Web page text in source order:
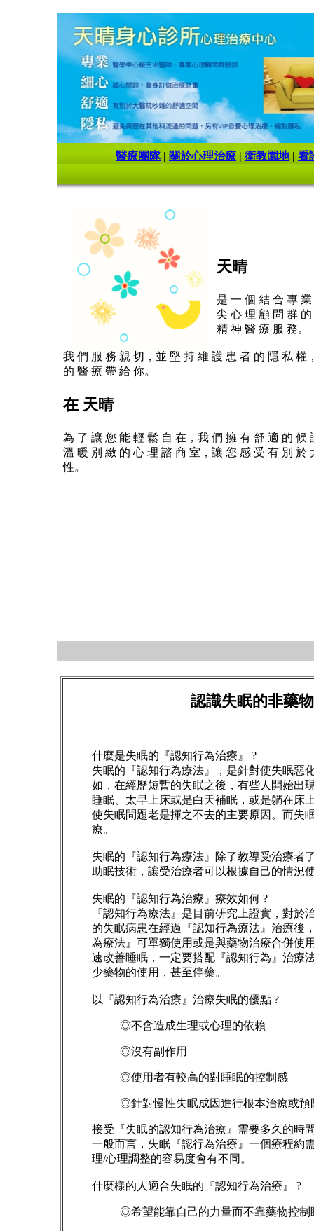
醫療團隊| 關於心理治療 | 衛教園地| 看
天晴
是 一 個 結 合 專
尖 心 理 顧 問 群
精 神 醫 療 服 務。
我 們 服 務 親 切，並 堅 持 維 護 患 者 的 隱 私 權
的 醫 療 帶 給 你。
在 天晴
為 了 讓 您 能 輕 鬆 自 在，我 們 擁 有 舒 適 的 候
溫 暖 別 緻 的 心 理 諮 商 室，讓 您 感 受 有 別 於
性。
認識失眠的非藥
什麼是失眠的『認知行為治療』 ?
失眠的『認知行為療法』，是針對使失眠惡
如，在經歷短暫的失眠之後，有些人開始出
睡眠、太早上床或是白天補眠，或是躺在
使失眠問題老是揮之不去的主要原因。而失
療。
失眠的『認知行為療法』除了教導受治療者
助眠技術，讓受治療者可以根據自己的情況
失眠的『認知行為治療』療效如何 ?
『認知行為療法』是目前研究上證實，對於
的失眠病患在經過『認知行為療法』治療後
為療法』可單獨使用或是與藥物治療合併使
速改善睡眠，一定要搭配『認知行為』治療
少藥物的使用，甚至停藥。
以『認知行為治療』治療失眠的優點 ?
◎不會造成生理或心理的依賴
◎沒有副作用
◎使用者有較高的對睡眠的控制感
◎針對慢性失眠成因進行根本治療或預
接受『失眠的認知行為治療』需要多久的時
一般而言，失眠『認行為治療』一個療程約
理/心理調整的容易度會有不同。
什麼樣的人適合失眠的『認知行為治療』 ?
◎希望能靠自己的力量而不靠藥物控制